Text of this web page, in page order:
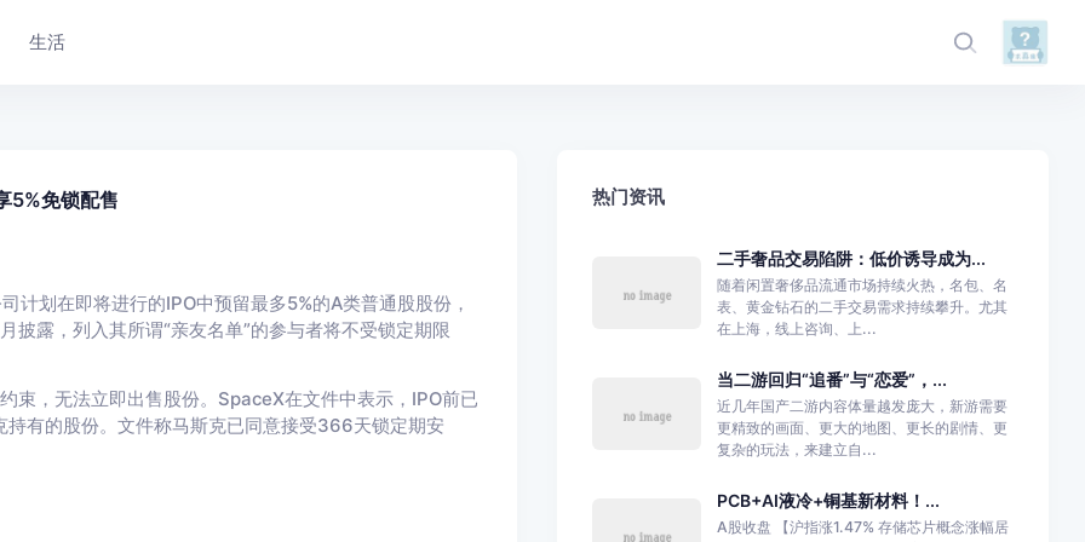
生活
5%免锁配售
划在即将进行的IPO中预留最多5%的A类普通股股份，
露，列入其所谓“亲友名单”的参与者将不受锁定期限
束，无法立即出售股份。SpaceX在文件中表示，IPO前已
有的股份。文件称马斯克已同意接受366天锁定期安
热门资讯
二手奢品交易陷阱：低价诱导成为...
随着闲置奢侈品流通市场持续火热，名包、名
表、黄金钻石的二手交易需求持续攀升。尤其
在上海，线上咨询、上...
当二游回归“追番”与“恋爱”，...
近几年国产二游内容体量越发庞大，新游需要
更精致的画面、更大的地图、更长的剧情、更
复杂的玩法，来建立自...
PCB+AI液冷+铜基新材料！...
A股收盘 【沪指涨1.47% 存储芯片概念涨幅居